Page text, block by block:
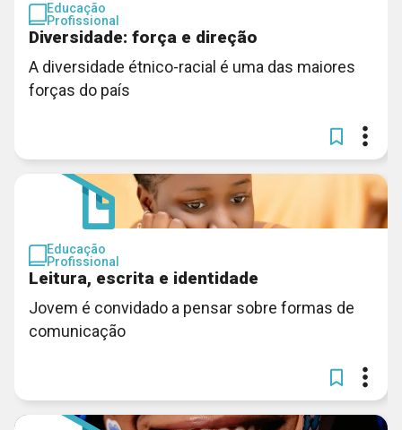
Educação
Profissional
Diversidade: força e direção
A diversidade étnico-racial é uma das maiores
forças do país
Educação
Profissional
Leitura, escrita e identidade
Jovem é convidado a pensar sobre formas de
comunicação